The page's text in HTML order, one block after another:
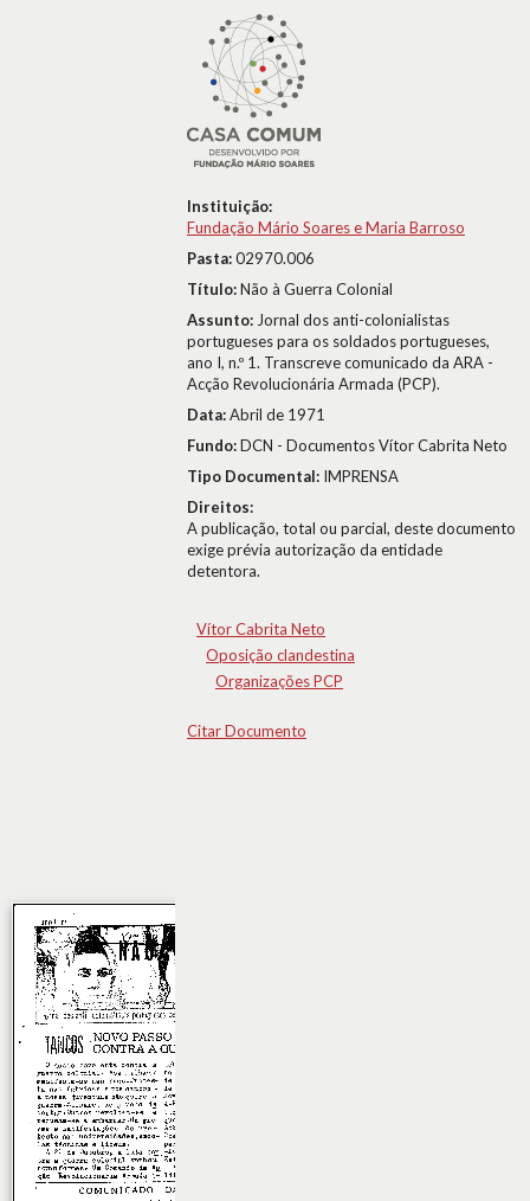
Instituição:
Fundação Mário Soares e Maria Barroso
Pasta:02970.006
Título:Não à Guerra Colonial
Assunto: Jornal dos anti-colonialistas
portugueses para os soldados portugueses,
ano I, n.º 1. Transcreve comunicado da ARA -
Acção Revolucionária Armada (PCP).
Data:Abril de 1971
Fundo:DCN - Documentos Vítor Cabrita Neto
Tipo Documental: IMPRENSA
Direitos:
A publicação, total ou parcial, deste documento
exige prévia autorização da entidade
detentora.
Vítor Cabrita Neto
Oposição clandestina
Organizações PCP
Citar Documento